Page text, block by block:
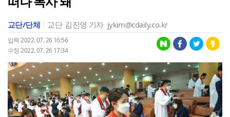
교단/단체 교단 김진영 기자 jykim@cdaily.co.kr
입력 2022. 07. 26 16:56
수정 2022. 07. 26 17:34